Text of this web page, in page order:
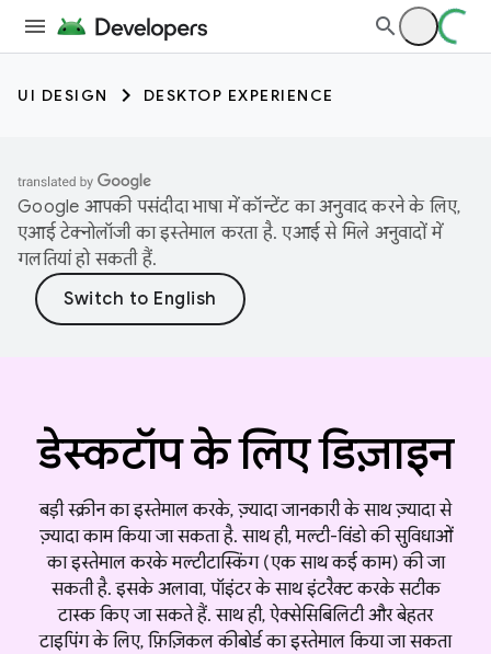
UI DESIGN DESKTOP EXPERIENCE
Google आपकी पसंदीदा भाषा में कॉन्टेंट का अनुवाद करने के लिए,
एआई टेक्नोलॉजी का इस्तेमाल करता है. एआई से मिले अनुवादों में
गलतियां हो सकती हैं.
डेस्कटॉप के लिए डिज़ाइन
बड़ी स्क्रीन का इस्तेमाल करके, ज़्यादा जानकारी के साथ ज़्यादा से
ज़्यादा काम किया जा सकता है. साथ ही, मल्टी-विंडो की सुविधाओं
का इस्तेमाल करके मल्टीटास्किंग (एक साथ कई काम) की जा
सकती है. इसके अलावा, पॉइंटर के साथ इंटरैक्ट करके सटीक
टास्क किए जा सकते हैं. साथ ही, ऐक्सेसिबिलिटी और बेहतर
टाइपिंग के लिए, फ़िज़िकल कीबोर्ड का इस्तेमाल किया जा सकता